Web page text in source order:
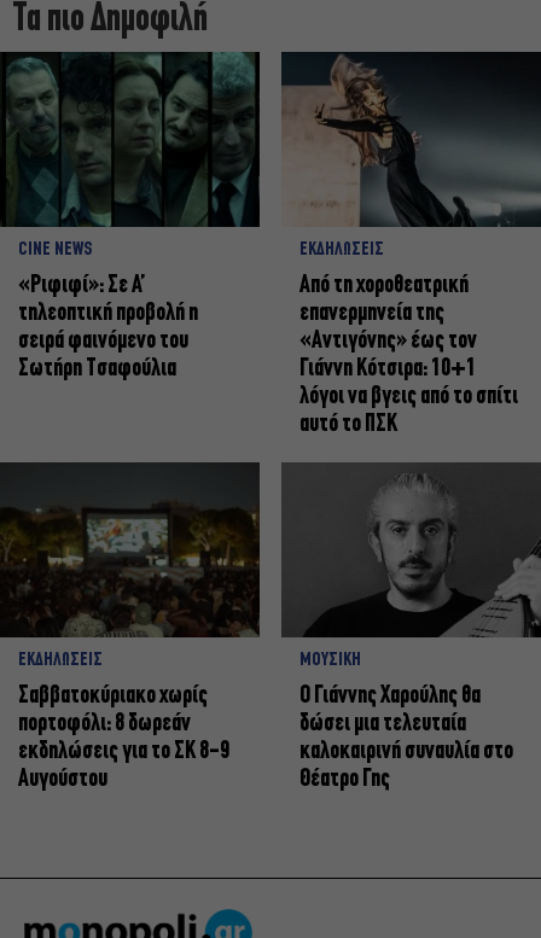
Τα πιο Δημοφιλή
CINE NEWS
«Ριφιφί»: Σε Α’
τηλεοπτική προβολή η
σειρά φαινόμενο του
Σωτήρη Τσαφούλια
ΕΚΔΗΛΩΣΕΙΣ
Από τη χοροθεατρική
επανερμηνεία της
«Αντιγόνης» έως τον
Γιάννη Κότσιρα: 10+1
λόγοι να βγεις από το σπίτι
αυτό το ΠΣΚ
ΕΚΔΗΛΩΣΕΙΣ
Σαββατοκύριακο χωρίς
πορτοφόλι: 8 δωρεάν
εκδηλώσεις για το ΣΚ 8-9
Αυγούστου
ΜΟΥΣΙΚΗ
Ο Γιάννης Χαρούλης θα
δώσει μια τελευταία
καλοκαιρινή συναυλία στο
Θέατρο Γης